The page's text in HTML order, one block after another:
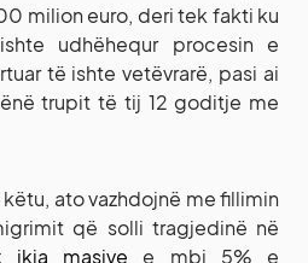
milion euro, deri tek fakti ku
udhëhequr procesin e
të ishte vetëvrarë, pasi ai
trupit të tij 12 goditje me
këtu, ato vazhdojnë me fillimin
që solli tragjedinë në
ikja masive e mbi 5% e